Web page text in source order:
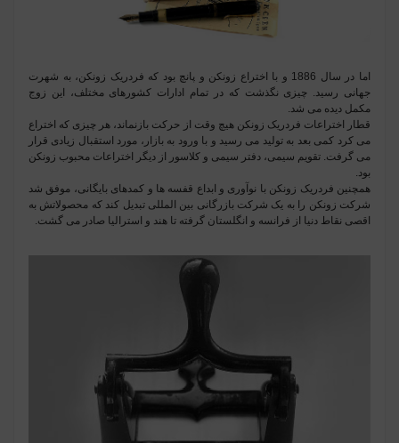
اما در سال 1886 و با اختراع زونکن و پانچ بود که فردریک زونکن، به شهرت
جهانی رسید. چیزی نگذشت که در تمام ادارات کشورهای مختلف، این زوج
مکمل دیده می شد.
قطار اختراعات فردریک زونکن هیچ وقت از حرکت بازنماند، هر چیزی که اختراع
می کرد کمی بعد به تولید می رسید و با ورود به بازار، مورد استقبال زیادی قرار
می گرفت. تقویم سیمی، دفتر سیمی و کلاسور از دیگر اختراعات محبوب زونکن
بود.
همچنین فردریک زونکن با نوآوری و ابداع قفسه ها و کمدهای بایگانی، موفق شد
شرکت زونکن را به یک شرکت بازرگانی بین المللی تبدیل کند که محصولاتش به
اقصی نقاط دنیا از فرانسه و انگلستان گرفته تا هند و استرالیا صادر می گشت.